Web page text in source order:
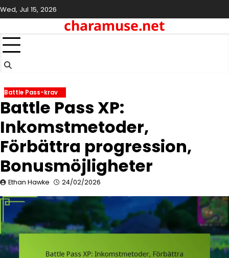
Skip
to
Wed, Jul 15, 2026
charamuse.net
Battle Pass-krav
Battle Pass XP:
Inkomstmetoder,
Förbättra progression,
Bonusmöjligheter
Ethan Hawke 24/02/2026